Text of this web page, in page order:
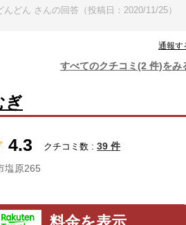
んどん さんの回答（投稿日：2020/11/25）
通報す
すべてのクチコミ(2 件)をみ
ぎ
4.3 クチコミ数 : 39 件
塩原265